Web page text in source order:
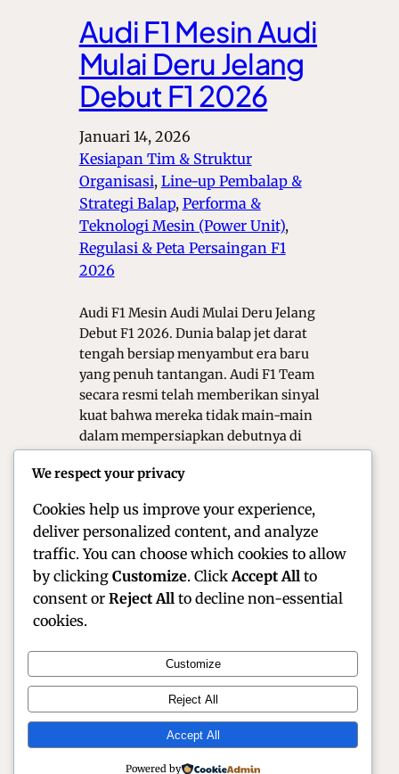
Audi F1 Mesin Audi
Mulai Deru Jelang
Debut F1 2026
Januari 14, 2026
Kesiapan Tim & Struktur
Organisasi, Line-up Pembalap &
Strategi Balap, Performa &
Teknologi Mesin (Power Unit) ,
Regulasi & Peta Persaingan F1
2026
Audi F1 Mesin Audi Mulai Deru Jelang
Debut F1 2026. Dunia balap jet darat
tengah bersiap menyambut era baru
yang penuh tantangan. Audi F1 Team
secara resmi telah memberikan sinyal
kuat bahwa mereka tidak main-main
dalam mempersiapkan debutnya di
tahap fire-up mesin pertama di awal
Official Site of Christian Montanari | Racer &
Motorsport Profile
We respect your privacy
Cookies help us improve your experience,
deliver personalized content, and analyze
traffic. You can choose which cookies to allow
by clicking Customize. Click Accept All to
consent or Reject All to decline non-essential
cookies.
Customize
Reject All
Accept All
Powered by